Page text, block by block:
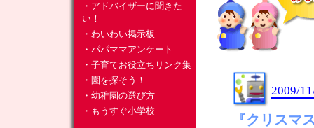
・アドバイザーに聞きた
い！
・わいわい掲示板
・パパママアンケート
・子育てお役立ちリンク集
・園を探そう！
・幼稚園の選び方
・もうすぐ小学校
2009/
『クリスマ